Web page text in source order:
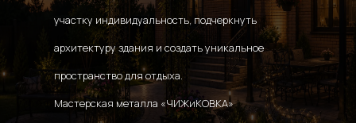
участку индивидуальность, подчеркнуть
архитектуру здания и создать уникальное
пространство для отдыха.
Мастерская металла «ЧИЖиКОВКА»